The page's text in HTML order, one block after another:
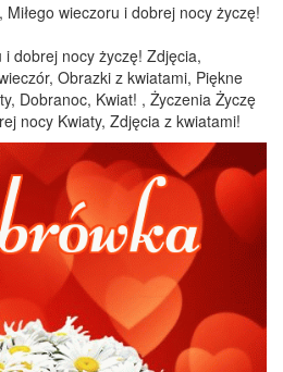
Miłego wieczoru i dobrej nocy życzę!
i dobrej nocy życzę! Zdjęcia,
Obrazki z kwiatami, Piękne
Dobranoc, Kwiat! , Życzenia Życzę
nocy Kwiaty, Zdjęcia z kwiatami!